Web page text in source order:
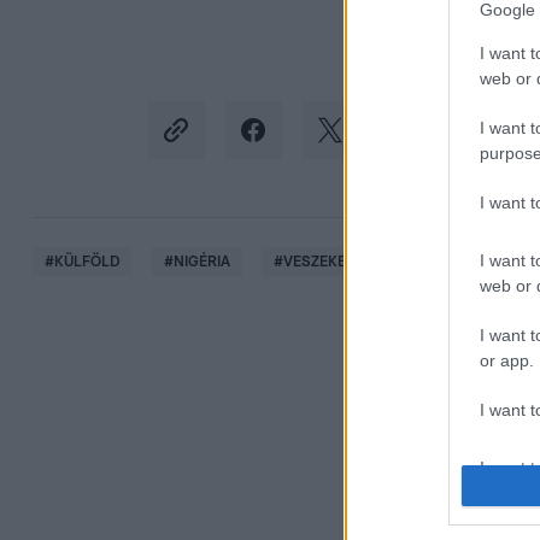
Google
I want
web or
I want
I want
I want
web or
I want
or app.
I want
I want
#KÜLFÖLD #NIGÉRIA #VESZEKEDÉS ALBÉRLET